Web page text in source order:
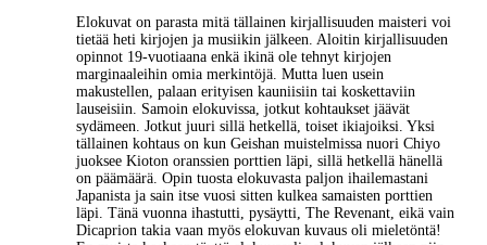
Elokuvat on parasta mitä tällainen kirjallisuuden maisteri voi
tietää heti kirjojen ja musiikin jälkeen. Aloitin kirjallisuuden
opinnot 19-vuotiaana enkä ikinä ole tehnyt kirjojen
marginaaleihin omia merkintöjä. Mutta luen usein
makustellen, palaan erityisen kauniisiin tai koskettaviin
lauseisiin. Samoin elokuvissa, jotkut kohtaukset jäävät
sydämeen. Jotkut juuri sillä hetkellä, toiset ikiajoiksi. Yksi
tällainen kohtaus on kun Geishan muistelmissa nuori Chiyo
juoksee Kioton oranssien porttien läpi, sillä hetkellä hänellä
on päämäärä. Opin tuosta elokuvasta paljon ihailemastani
Japanista ja sain itse vuosi sitten kulkea samaisten porttien
läpi. Tänä vuonna ihastutti, pysäytti, The Revenant, eikä vain
Dicaprion takia vaan myös elokuvan kuvaus oli mieletöntä!